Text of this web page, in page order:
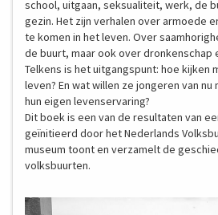
school, uitgaan, seksualiteit, werk, de
gezin. Het zijn verhalen over armoede
te komen in het leven. Over
de buurt, maar ook over dronkenschap
Telkens is het uitgangspunt: hoe kijken
leven? En wat willen ze jongeren van
hun eigen levenservaring?
Dit boek is een van de resultaten van
geïnitieerd door het Nederlands
museum toont en verzamelt de
volksbuurten.